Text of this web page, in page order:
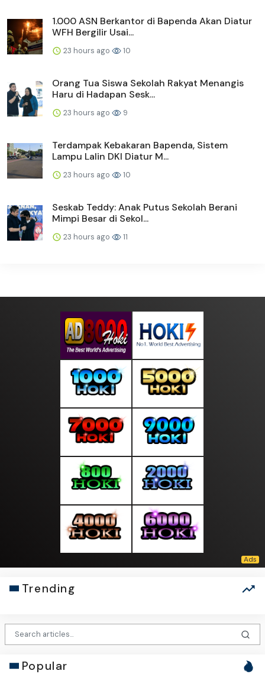
1.000 ASN Berkantor di Bapenda Akan Diatur
WFH Bergilir Usai...
23 hours ago 10
Orang Tua Siswa Sekolah Rakyat Menangis
Haru di Hadapan Sesk...
23 hours ago 9
Terdampak Kebakaran Bapenda, Sistem
Lampu Lalin DKI Diatur M...
23 hours ago 10
Seskab Teddy: Anak Putus Sekolah Berani
Mimpi Besar di Sekol...
23 hours ago 11
Trending
Popular